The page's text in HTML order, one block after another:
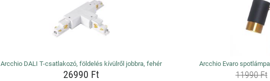
Arcchio DALI T-csatlakozó, földelés kívülről jobbra, fehér
26990 Ft
Arcchio Evaro
11990 Ft